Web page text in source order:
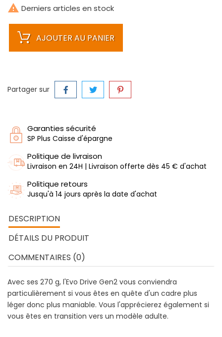
 Derniers articles en stock
AJOUTER AU PANIER
Partager sur
Garanties sécurité
SP Plus Caisse d'épargne
Politique de livraison
Livraison en 24H | Livraison offerte dès 45 € d'achat
Politique retours
Jusqu'à 14 jours après la date d'achat
DESCRIPTION
DÉTAILS DU PRODUIT
COMMENTAIRES (0)
Avec ses 270 g, l'Evo Drive Gen2 vous conviendra
particulièrement si vous êtes en quête d'un cadre plus
léger donc plus maniable. Vous l'apprécierez également si
vous êtes en transition vers un modèle adulte.